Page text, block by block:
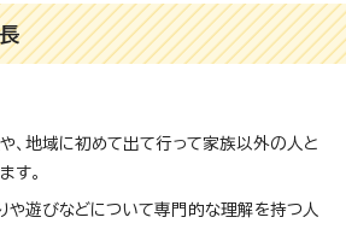
、地域に初めて出て行って家族以外の人と
す。
や遊びなどについて専門的な理解を持つ人